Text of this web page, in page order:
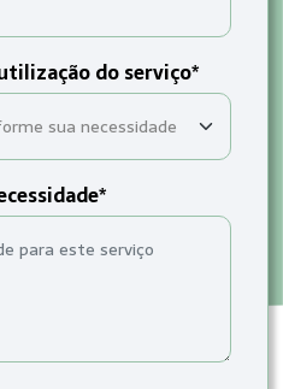
do serviço*